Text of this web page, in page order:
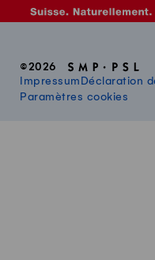
©2026
Impressum Déclaration
Paramètres cookies